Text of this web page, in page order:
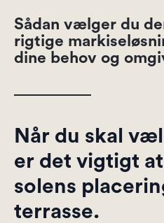
Sådan vælger du
rigtige
dine behov og
Når du skal
er det vigtigt
solens
terrasse.